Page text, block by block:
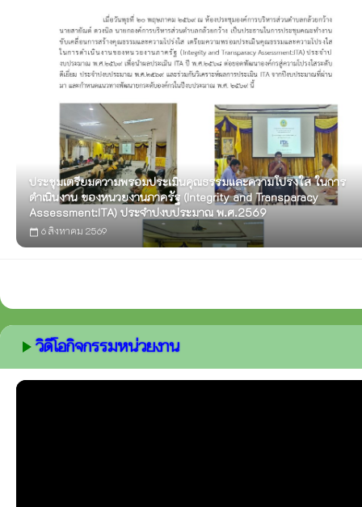
ประชุมเตรียมความพรอมประเมินคุณธรรมและความโปรงใส ในการ
ดำเนินงาน ของหนวยงานภาครัฐ (Integrity and Transparacy
Assessment:ITA) ประจำปงบประมาณ พ.ศ.2569
calendar_today 6 สิงหาคม 2569
play_arrow วิดีโอกิจกรรมหน่วยงาน